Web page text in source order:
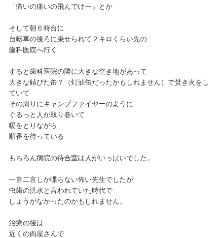
「痛いの痛いの飛んでけー」とか
そして朝６時台に
自転車の後ろに乗せられて２キロくらい先の
歯科医院へ行く
すると歯科医院の隣に大きな空き地があって
大きな錆びた缶？（灯油缶だったかもしれません）で焚き火をし
ていて
その周りにキャンプファイヤーのように
ぐるっと人が取り巻いて
暖をとりながら
順番を待っている
もちろん病院の待合室は人がいっぱいでした。
一言二言しか喋らない怖い先生でしたが
虫歯の洪水と言われていた時代で
しょうがなかったのかもしれません。
治療の後は
近くの肉屋さんで